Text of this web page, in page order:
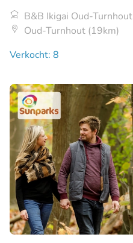
B&B Ikigai Oud-Turnhout
Oud-Turnhout (19km)
Verkocht: 8